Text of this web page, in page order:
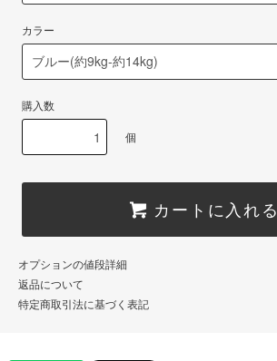
カラー
購入数
個
カートに入れる
オプションの値段詳細
返品について
特定商取引法に基づく表記